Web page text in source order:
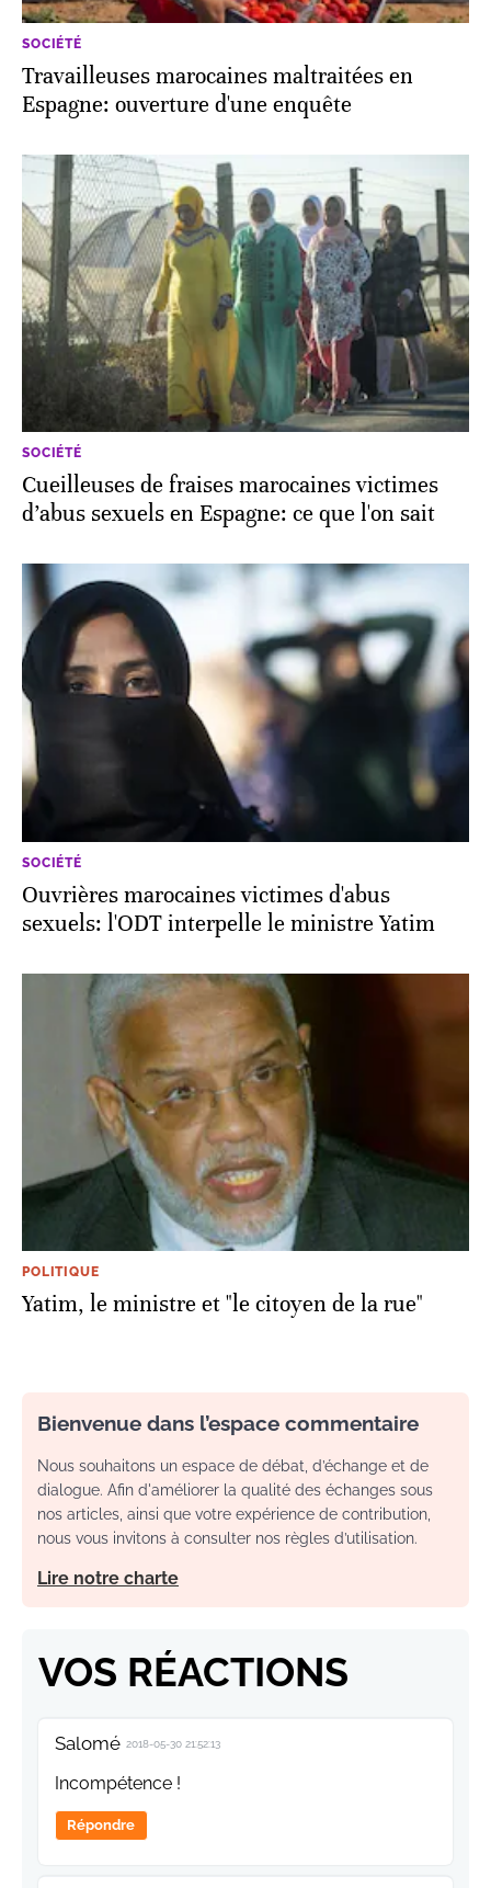
SOCIÉTÉ
Travailleuses marocaines maltraitées en
Espagne: ouverture d'une enquête
SOCIÉTÉ
Cueilleuses de fraises marocaines victimes
d’abus sexuels en Espagne: ce que l'on sait
SOCIÉTÉ
Ouvrières marocaines victimes d'abus
sexuels: l'ODT interpelle le ministre Yatim
POLITIQUE
Yatim, le ministre et "le citoyen de la rue"
Bienvenue dans l’espace commentaire
Nous souhaitons un espace de débat, d’échange et de
dialogue. Afin d'améliorer la qualité des échanges sous
nos articles, ainsi que votre expérience de contribution,
nous vous invitons à consulter nos règles d’utilisation.
Lire notre charte
VOS RÉACTIONS
Salomé 2018-05-30 21:52:13
Incompétence !
Répondre